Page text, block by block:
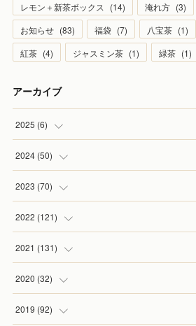
レモン＋新茶ボックス
(14) 淹れ方 (3)
お知らせ (83) 福袋 (7) 八宝茶 (1)
紅茶 (4) ジャスミン茶 (1) 緑茶 (1)
アーカイブ
2025 (6)
(1
(2
(1)
(1)
2024 (50)
(5
(4)
(5)
(7
2023 (70)
(4)
(2)
(4
(5
2022 (121)
(7)
(6
(13
2021 (131)
(8
(9
2020 (32)
(1
2019 (92)